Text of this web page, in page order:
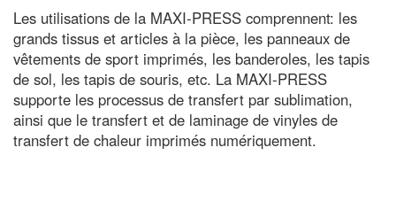
Les utilisations de la MAXI-PRESS comprennent: les
grands tissus et articles à la pièce, les panneaux de
vêtements de sport imprimés, les banderoles, les tapis
de sol, les tapis de souris, etc. La MAXI-PRESS
supporte les processus de transfert par sublimation,
ainsi que le transfert et de laminage de vinyles de
transfert de chaleur imprimés numériquement.